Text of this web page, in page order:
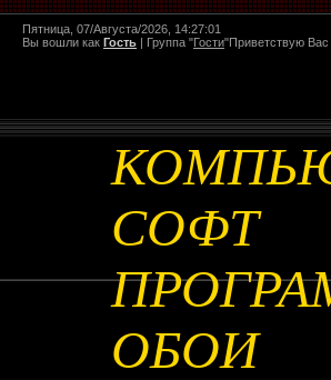
Пятница, 07/Августа/2026, 14:27:01
Вы вошли как Гость | Группа "Гости"Приветствую Вас
СОФТ
ОБОИ